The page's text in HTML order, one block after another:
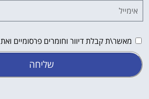
מאשר\ת קבלת דיוור וחומרים פרסומיים ואת
שליחה